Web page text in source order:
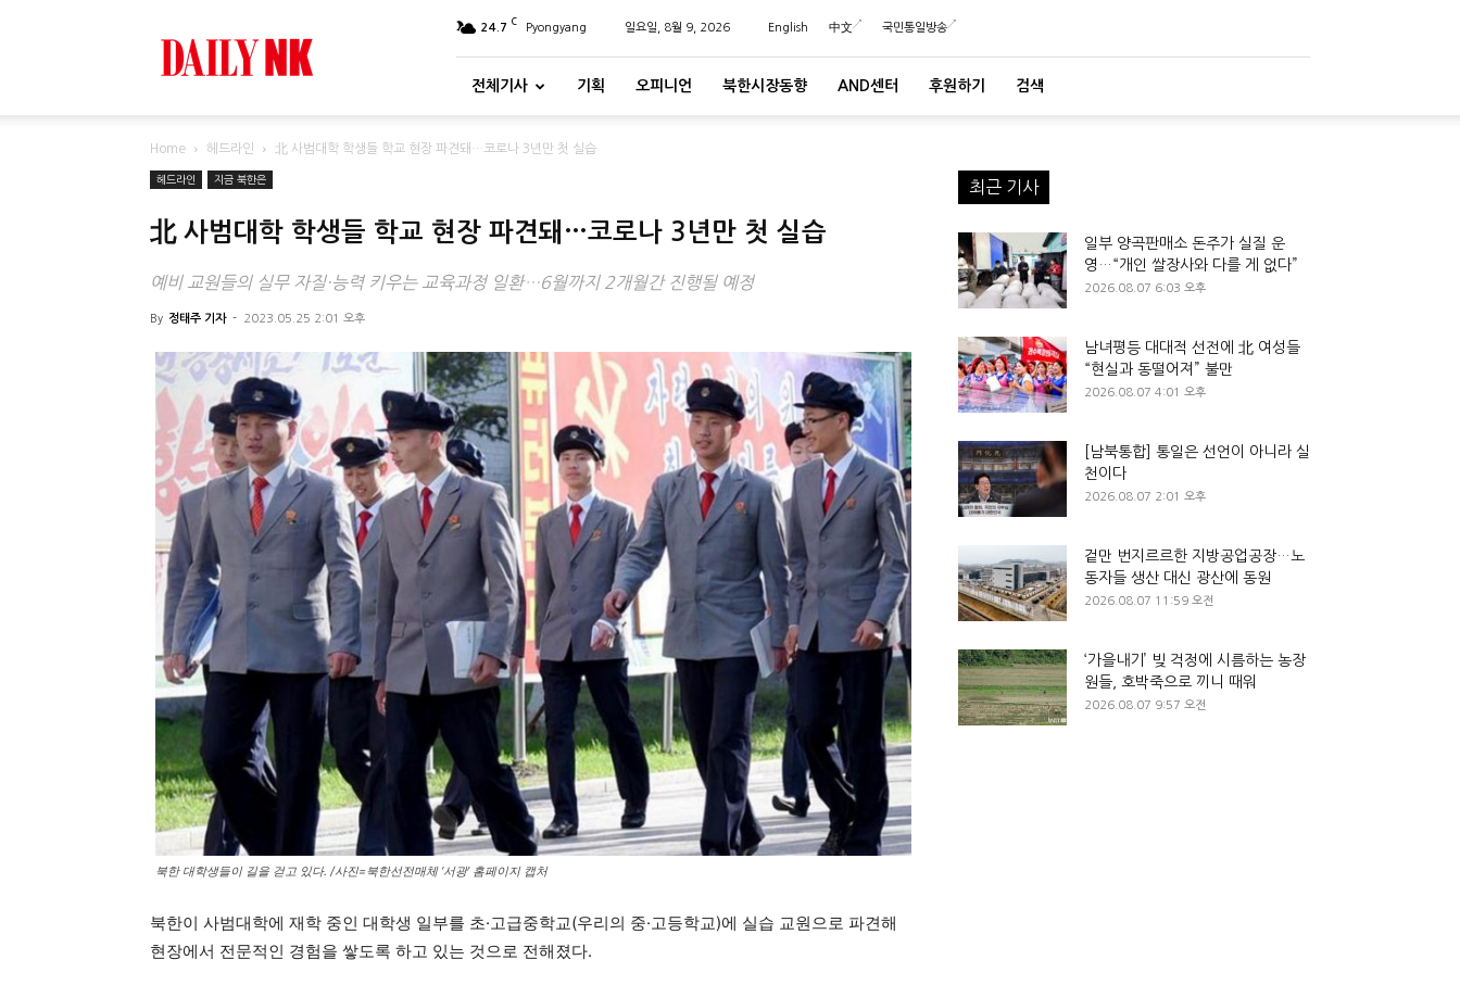
24.7 C Pyongyang 일요일, 8월 9, 2026 English 中文 국민통일방송
전체기사 기획 오피니언 북한시장동향 AND센터 후원하기 검색
Home 헤드라인 北 사범대학 학생들 학교 현장 파견돼…코로나 3년만 첫 실습
헤드라인 지금 북한은
北 사범대학 학생들 학교 현장 파견돼…코로나 3년만 첫 실습
예비 교원들의 실무 자질·능력 키우는 교육과정 일환…6월까지 2개월간 진행될 예정
By 정태주 기자 - 2023.05.25 2:01 오후
북한 대학생들이 길을 걷고 있다. /사진=북한선전매체 ‘서광’ 홈페이지 캡처
북한이 사범대학에 재학 중인 대학생 일부를 초·고급중학교(우리의 중·고등학교)에 실습 교원으로 파견해
현장에서 전문적인 경험을 쌓도록 하고 있는 것으로 전해졌다.
최근 기사
일부 양곡판매소 돈주가 실질 운
영…“개인 쌀장사와 다를 게 없다”
2026.08.07 6:03 오후
남녀평등 대대적 선전에 北 여성들
“현실과 동떨어져” 불만
2026.08.07 4:01 오후
[남북통합] 통일은 선언이 아니라 실
천이다
2026.08.07 2:01 오후
겉만 번지르르한 지방공업공장…노
동자들 생산 대신 광산에 동원
2026.08.07 11:59 오전
‘가을내기’ 빚 걱정에 시름하는 농장
원들, 호박죽으로 끼니 때워
2026.08.07 9:57 오전